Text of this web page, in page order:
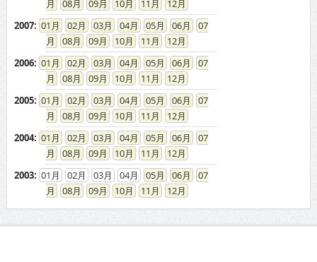
08
09 10 11
12
2007: 01 02 03 04 05 06
07
08
09 10 11
12
2006: 01 02 03 04 05 06
07
08
09 10 11
12
2005: 01 02 03 04 05 06
07
08
09 10 11
12
2004: 01 02 03 04 05 06
07
08
09 10 11
12
2003: 01 02 03 04 05 06
07
08
09 10 11 12